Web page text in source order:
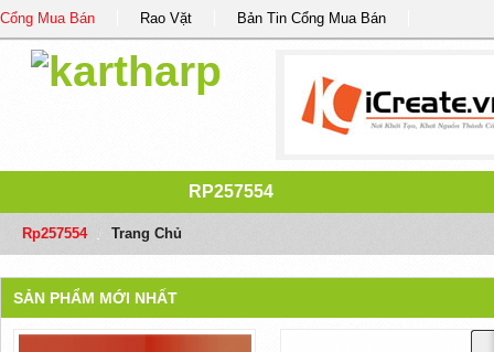
Cổng Mua Bán Rao Vặt Bản Tin Cổng Mua Bán
RP257554
Rp257554 Trang Chủ
SẢN PHẨM MỚI NHẤT